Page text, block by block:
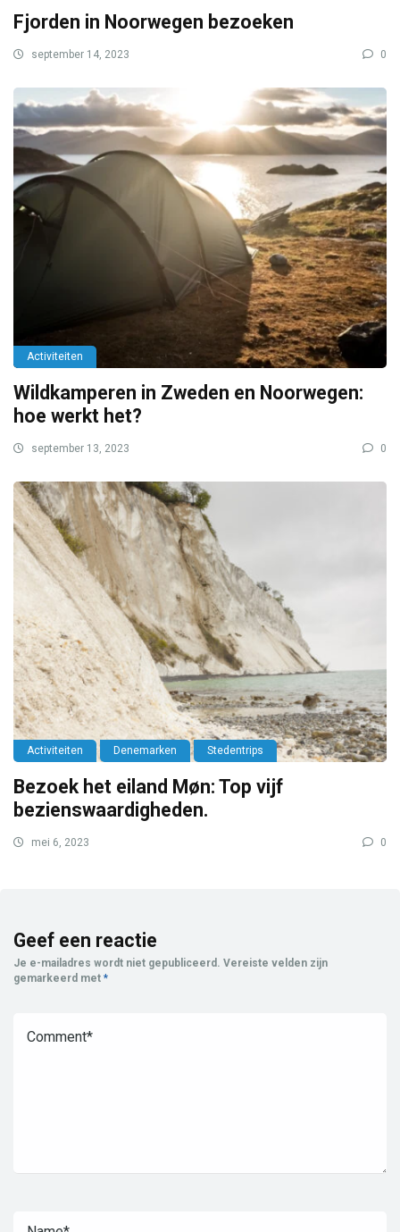
Fjorden in Noorwegen bezoeken
september 14, 2023 0
Activiteiten
Wildkamperen in Zweden en Noorwegen:
hoe werkt het?
september 13, 2023 0
Activiteiten Denemarken Stedentrips
Bezoek het eiland Møn: Top vijf
bezienswaardigheden.
mei 6, 2023 0
Geef een reactie
Je e-mailadres wordt niet gepubliceerd. Vereiste velden zijn
gemarkeerd met *